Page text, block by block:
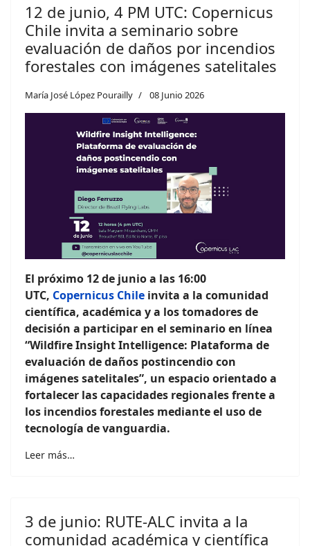
12 de junio, 4 PM UTC: Copernicus
Chile invita a seminario sobre
evaluación de daños por incendios
forestales con imágenes satelitales
María José López Pourailly 08 Junio 2026
El próximo 12 de junio a las 16:00
UTC, Copernicus Chile invita a la comunidad
científica, académica y a los tomadores de
decisión a participar en el seminario en línea
“Wildfire Insight Intelligence: Plataforma de
evaluación de daños postincendio con
imágenes satelitales”, un espacio orientado a
fortalecer las capacidades regionales frente a
los incendios forestales mediante el uso de
tecnología de vanguardia.
Leer más…
3 de junio: RUTE-ALC invita a la
comunidad académica y científica